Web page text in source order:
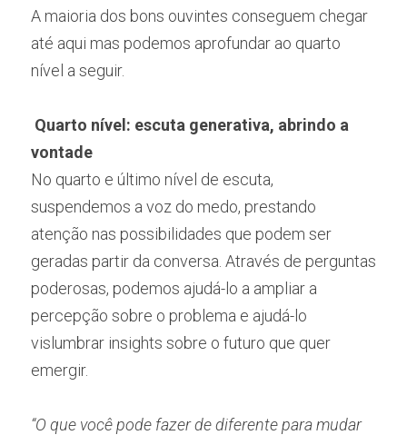
A maioria dos bons ouvintes conseguem chegar
até aqui mas podemos aprofundar ao quarto
nível a seguir.
Quarto nível: escuta generativa, abrindo a
vontade
No quarto e último nível de escuta,
suspendemos a voz do medo, prestando
atenção nas possibilidades que podem ser
geradas partir da conversa. Através de perguntas
poderosas, podemos ajudá-lo a ampliar a
percepção sobre o problema e ajudá-lo
vislumbrar insights sobre o futuro que quer
emergir.
“O que você pode fazer de diferente para mudar